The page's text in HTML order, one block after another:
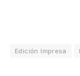
Edición Impresa